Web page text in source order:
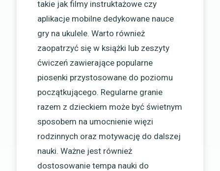
takie jak filmy instruktażowe czy
aplikacje mobilne dedykowane nauce
gry na ukulele. Warto również
zaopatrzyć się w książki lub zeszyty
ćwiczeń zawierające popularne
piosenki przystosowane do poziomu
początkującego. Regularne granie
razem z dzieckiem może być świetnym
sposobem na umocnienie więzi
rodzinnych oraz motywację do dalszej
nauki. Ważne jest również
dostosowanie tempa nauki do